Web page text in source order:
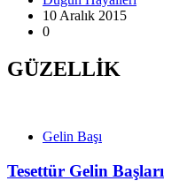
10 Aralık 2015
0
GÜZELLİK
Gelin Başı
Tesettür Gelin Başları